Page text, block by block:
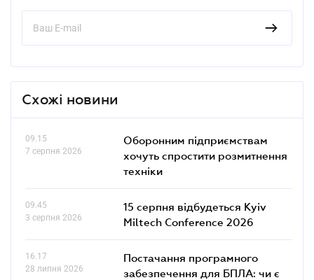
Схожі новини
09.15
7 серпня 2026
Оборонним підприємствам
хочуть спростити розмитнення
техніки
09.45
3 серпня 2026
15 серпня відбудеться Kyiv
Miltech Conference 2026
16.17
28 липня 2026
Постачання програмного
забезпечення для БПЛА: чи є